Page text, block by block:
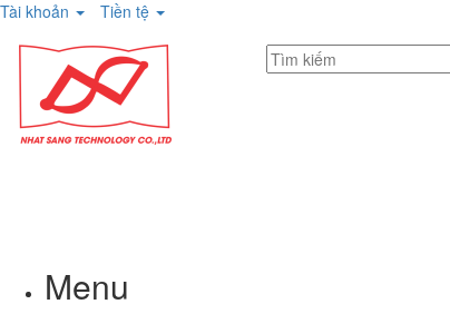
Tài khoản Tiền tệ
Menu